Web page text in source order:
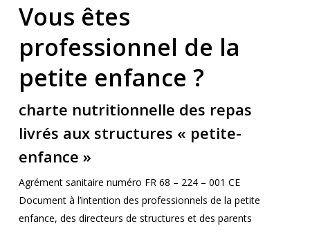
Vous êtes
professionnel de la
petite enfance ?
charte nutritionnelle des repas
livrés aux structures « petite-
enfance »
Agrément sanitaire numéro FR 68 – 224 – 001 CE
Document à l’intention des professionnels de la petite
enfance, des directeurs de structures et des parents